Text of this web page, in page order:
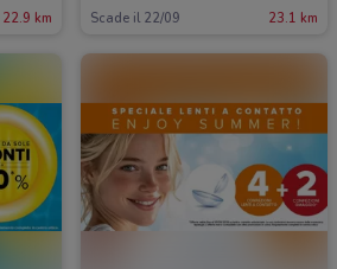
22.9 km Scade il 22/09 23.1 km